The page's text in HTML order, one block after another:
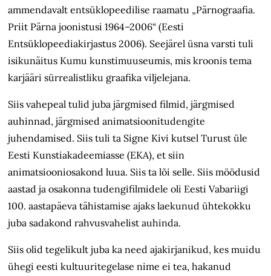
ammendavalt entsüklopeedilise raamatu „Pärnograafia.
Priit Pärna joonistusi 1964–2006“ (Eesti
Entsüklopeediakirjastus 2006). Seejärel üsna varsti tuli
isikunäitus Kumu kunstimuuseumis, mis kroonis tema
karjääri sürrealistliku graafika viljelejana.
Siis vahepeal tulid juba järgmised filmid, järgmised
auhinnad, järgmised animatsioonitudengite
juhendamised. Siis tuli ta Signe Kivi kutsel Turust üle
Eesti Kunstiakadeemiasse (EKA), et siin
animatsiooniosakond luua. Siis ta lõi selle. Siis möödusid
aastad ja osakonna tudengifilmidele oli Eesti Vabariigi
100. aastapäeva tähistamise ajaks laekunud ühtekokku
juba sadakond rahvusvahelist auhinda.
Siis olid tegelikult juba ka need ajakirjanikud, kes muidu
ühegi eesti kultuuritegelase nime ei tea, hakanud